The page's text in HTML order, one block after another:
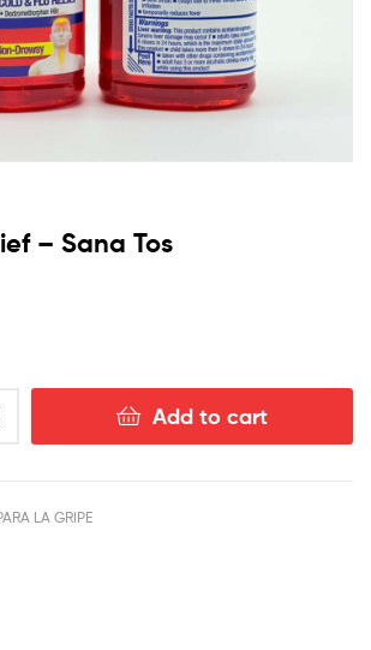
– Sana Tos
Add to cart
LA GRIPE